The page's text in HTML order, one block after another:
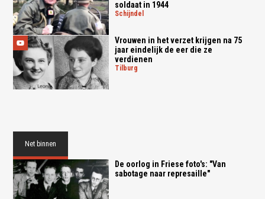
soldaat in 1944
schijndel
Vrouwen in het verzet krijgen na 75
jaar eindelijk de eer die ze
verdienen
tilburg
Net binnen
De oorlog in Friese foto's: "Van
sabotage naar represaille"